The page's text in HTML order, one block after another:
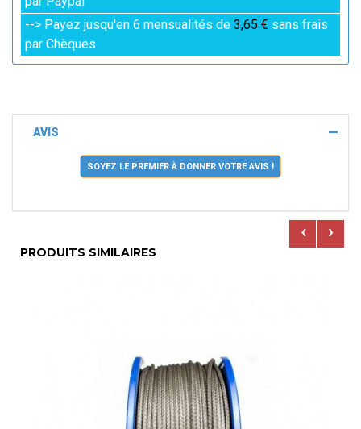
--> Payez jusqu'en 6 mensualités de 3,65 € sans frais
par Chèques
AVIS
SOYEZ LE PREMIER À DONNER VOTRE AVIS !
PRODUITS SIMILAIRES
‹ ›